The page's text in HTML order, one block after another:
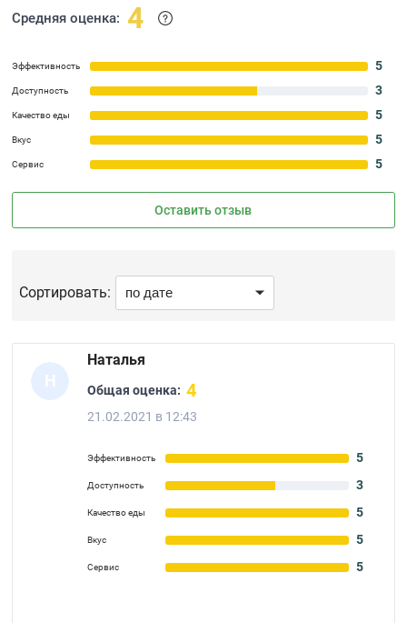
Средняя оценка: 4
Эффективность 5
Доступность 3
Качество еды 5
Вкус 5
Сервис 5
Оставить отзыв
Сортировать:
Н
Наталья
Общая оценка: 4
21.02.2021 в 12:43
Эффективность 5
Доступность 3
Качество еды 5
Вкус 5
Сервис 5